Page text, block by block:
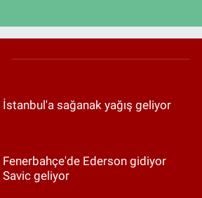
İstanbul'a sağanak yağış geliyor
Fenerbahçe'de Ederson gidiyor
Savic geliyor